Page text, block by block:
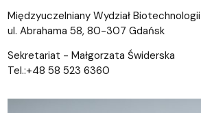
Międzyuczelniany Wydział
ul. Abrahama 58, 80-307 Gdańsk
Sekretariat - Małgorzata Świderska
Tel.:+48 58 523 6360